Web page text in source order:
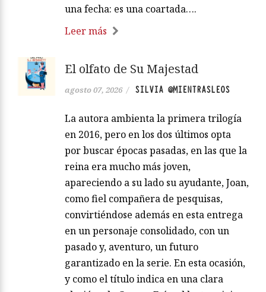
una fecha: es una coartada….
Leer más
El olfato de Su Majestad
agosto 07, 2026 / SILVIA @MIENTRASLEOS
La autora ambienta la primera trilogía
en 2016, pero en los dos últimos opta
por buscar épocas pasadas, en las que la
reina era mucho más joven,
apareciendo a su lado su ayudante, Joan,
como fiel compañera de pesquisas,
convirtiéndose además en esta entrega
en un personaje consolidado, con un
pasado y, aventuro, un futuro
garantizado en la serie. En esta ocasión,
y como el título indica en una clara